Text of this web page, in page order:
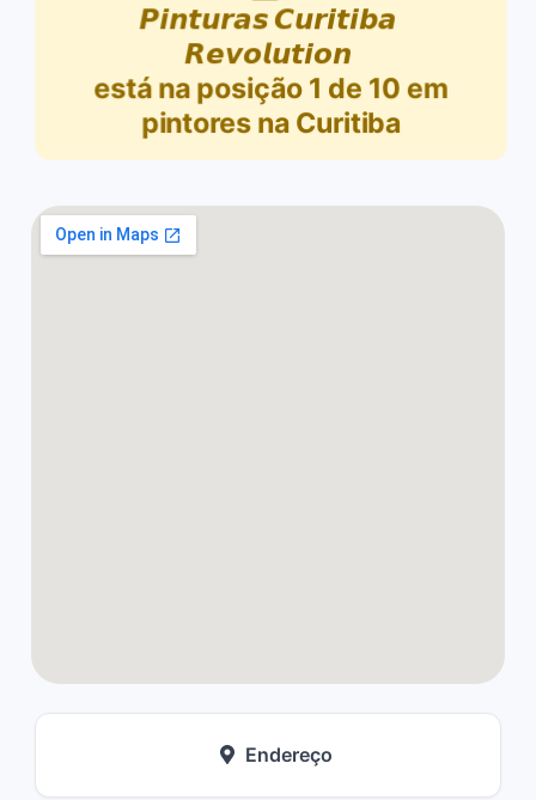
𝙋𝙞𝙣𝙩𝙪𝙧𝙖𝙨 𝘾𝙪𝙧𝙞𝙩𝙞𝙗𝙖
𝙍𝙚𝙫𝙤𝙡𝙪𝙩𝙞𝙤𝙣
está na posição 1 de 10 em
pintores na Curitiba
Endereço